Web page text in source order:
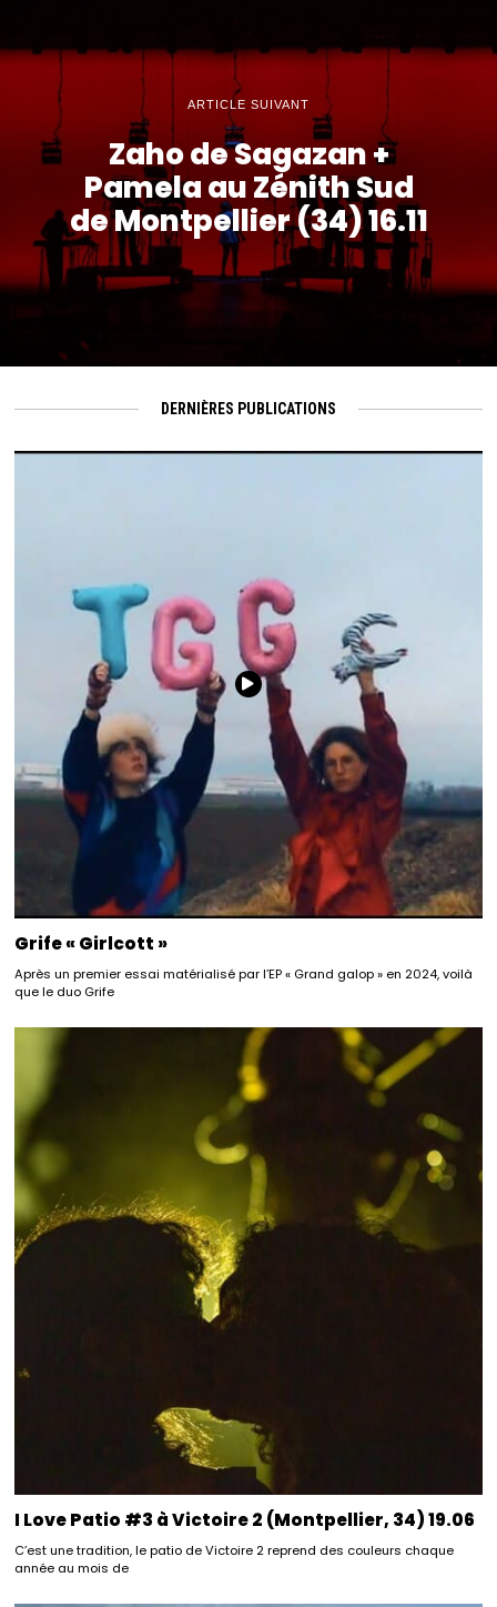
ARTICLE SUIVANT
Zaho de Sagazan +
Pamela au Zénith Sud
de Montpellier (34) 16.11
DERNIÈRES PUBLICATIONS
Grife « Girlcott »
Après un premier essai matérialisé par l’EP « Grand galop » en 2024, voilà
que le duo Grife
I Love Patio #3 à Victoire 2 (Montpellier, 34) 19.06
C’est une tradition, le patio de Victoire 2 reprend des couleurs chaque
année au mois de